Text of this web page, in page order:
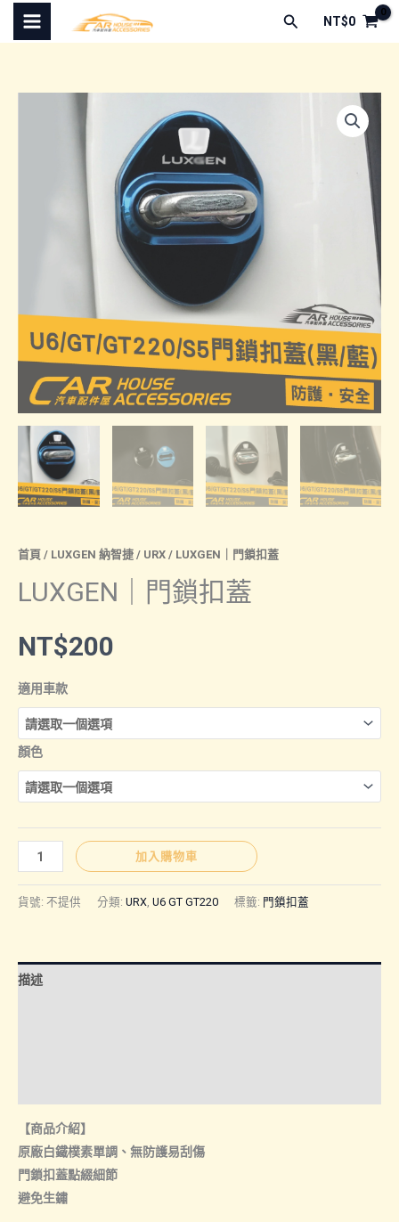
搜
尋
NT$0
首頁 / LUXGEN 納智捷 / URX / LUXGEN｜門鎖扣蓋
LUXGEN｜門鎖扣蓋
NT$200
適用車款
顏色
LUXGEN
｜
門
蓋
數
加入購物車
貨號: 不提供 分類: URX U6 GT GT220 標籤: 門鎖扣蓋
描述
【商品介紹】
原廠白鐵樸素單調、無防護易刮傷
門鎖扣蓋點綴細節
避免生鏽